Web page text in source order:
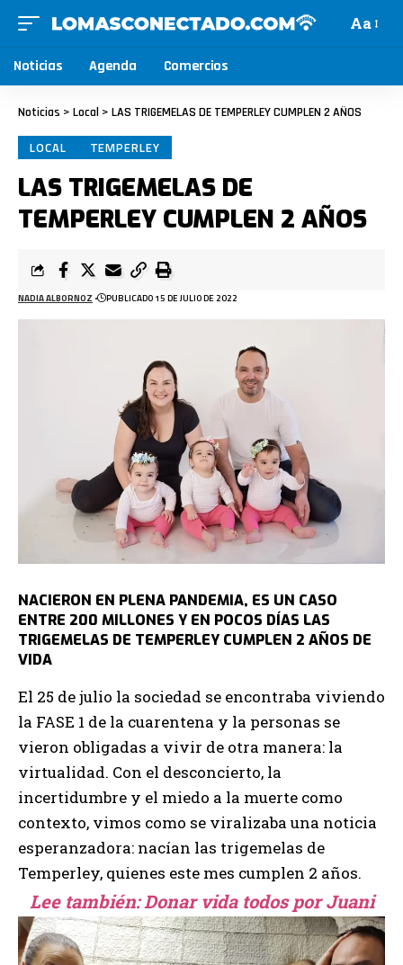
Aa
Noticias Agenda Comercios
Noticias > Local > LAS TRIGEMELAS DE TEMPERLEY CUMPLEN 2 AÑOS
LOCAL TEMPERLEY
LAS TRIGEMELAS DE
TEMPERLEY CUMPLEN 2 AÑOS
NADIA ALBORNOZ PUBLICADO 15 DE JULIO DE 2022
NACIERON EN PLENA PANDEMIA, ES UN CASO
ENTRE 200 MILLONES Y EN POCOS DÍAS LAS
TRIGEMELAS DE TEMPERLEY CUMPLEN 2 AÑOS DE
VIDA
El 25 de julio la sociedad se encontraba viviendo
la FASE 1 de la cuarentena y la personas se
vieron obligadas a vivir de otra manera: la
virtualidad. Con el desconcierto, la
incertidumbre y el miedo a la muerte como
contexto, vimos como se viralizaba una noticia
esperanzadora: nacían las trigemelas de
Temperley, quienes este mes cumplen 2 años.
Lee también:Donar vida todos por Juani